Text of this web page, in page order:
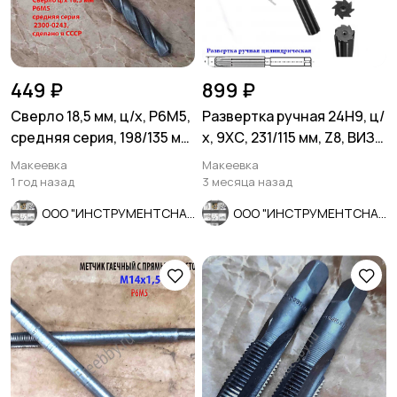
449 ₽
Сверло 18,5 мм, ц/х, Р6М5,
средняя серия, 198/135 мм,
В1, советское.
Макеевка
1 год назад
899 ₽
Развертка ручная 24Н9, ц/
х, 9ХС, 231/115 мм, Z8, ВИЗ,
СССР.
Макеевка
3 месяца назад